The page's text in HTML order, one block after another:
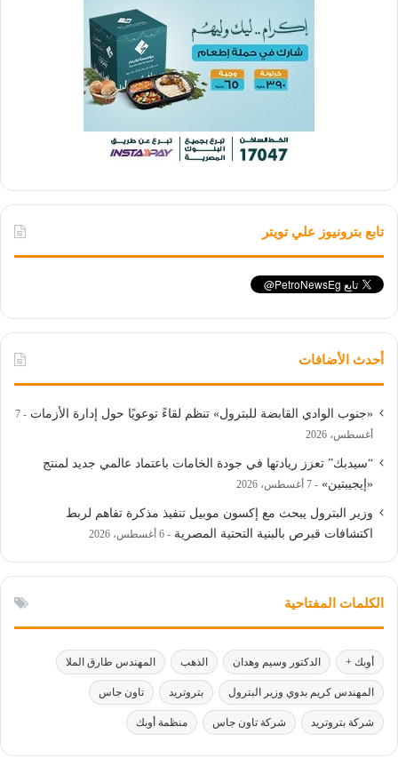
تابع بترونيوز علي تويتر
أحدث الأضافات
«جنوب الوادي القابضة للبترول» تنظم لقاءً توعويًا حول إدارة الأزمات
7
أغسطس، 2026
“سيدبك” تعزز ريادتها في جودة الخامات باعتماد عالمي جديد لمنتج
«إيجيبتين»
7 أغسطس، 2026
وزير البترول يبحث مع إكسون موبيل تنفيذ مذكرة تفاهم لربط
اكتشافات قبرص بالبنية التحتية المصرية
6 أغسطس، 2026
الكلمات المفتاحية
أوبك + الدكتور وسيم وهدان الذهب المهندس طارق الملا
المهندس كريم بدوي وزير البترول بتروتريد تاون جاس
شركة بتروتريد شركة تاون جاس منظمة أوبك